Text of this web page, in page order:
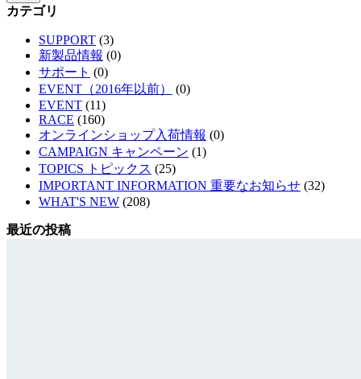
カテゴリ
SUPPORT (3)
新製品情報 (0)
サポート (0)
EVENT（2016年以前）
(0)
EVENT (11)
RACE (160)
オンラインショップ入荷情報 (0)
CAMPAIGN キャンペーン (1)
TOPICS トピックス (25)
IMPORTANT INFORMATION 重要なお知らせ (32)
WHAT'S NEW (208)
最近の投稿